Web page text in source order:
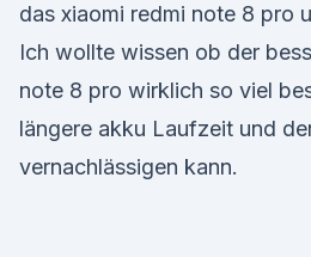
das xiaomi redmi note 8 pro
Ich wollte wissen ob der
note 8 pro wirklich so viel
längere akku Laufzeit und
vernachlässigen kann.